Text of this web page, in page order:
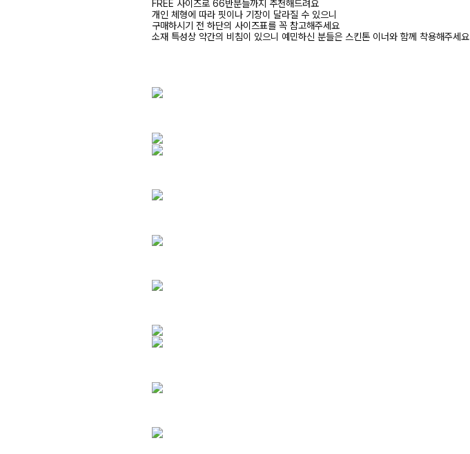
FREE 사이즈로 66반분들까지 추천해드려요
개인 체형에 따라 핏이나 기장이 달라질 수 있으니
구매하시기 전 하단의 사이즈표를 꼭 참고해주세요
소재 특성상 약간의 비침이 있으니 예민하신 분들은 스킨톤 이너와 함께 착용해주세요